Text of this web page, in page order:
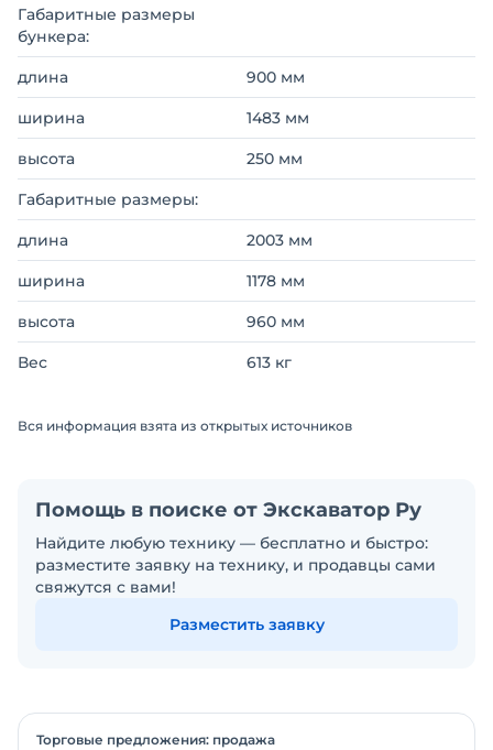
Габаритные размеры
бункера:
длина 900 мм
ширина 1483 мм
высота 250 мм
Габаритные размеры:
длина 2003 мм
ширина 1178 мм
высота 960 мм
Вес 613 кг
Вся информация взята из открытых источников
Помощь в поиске от Экскаватор Ру
Найдите любую технику — бесплатно и быстро:
разместите заявку на технику, и продавцы сами
свяжутся с вами!
Разместить заявку
Торговые предложения: продажа